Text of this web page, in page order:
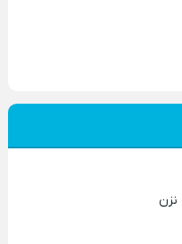
نزن